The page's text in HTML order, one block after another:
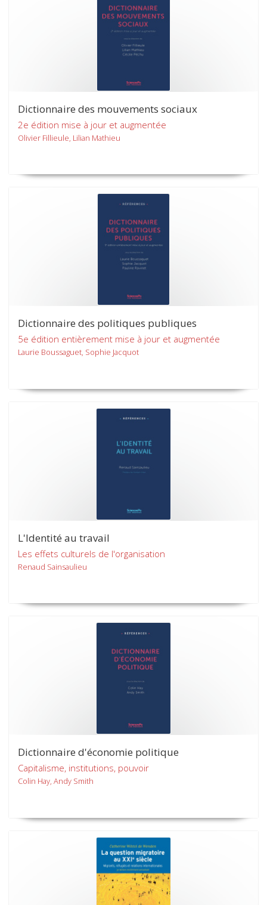
Dictionnaire des mouvements sociaux
2e édition mise à jour et augmentée
Olivier Fillieule, Lilian Mathieu
Dictionnaire des politiques publiques
5e édition entièrement mise à jour et augmentée
Laurie Boussaguet, Sophie Jacquot
L'Identité au travail
Les effets culturels de l'organisation
Renaud Sainsaulieu
Dictionnaire d'économie politique
Capitalisme, institutions, pouvoir
Colin Hay, Andy Smith